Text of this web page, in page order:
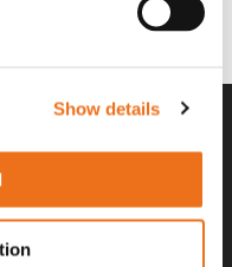
Show details